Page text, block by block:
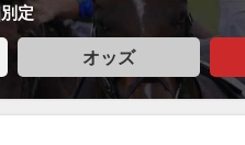
定
オッズ